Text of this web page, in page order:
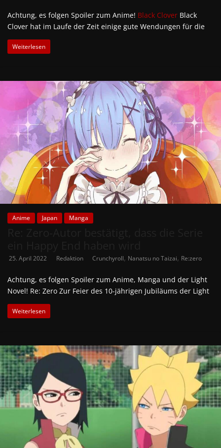
Achtung, es folgen Spoiler zum Anime! Black Clover Black
Clover hat im Laufe der Zeit einige gute Wendungen für die
Weiterlesen
Anime Japan Manga
25. April 2022 Redaktion Crunchyroll, Nanatsu no Taizai, Re:zero
Achtung, es folgen Spoiler zum Anime, Manga und der Light
Novel! Re: Zero Zur Feier des 10-jährigen Jubiläums der Light
Weiterlesen